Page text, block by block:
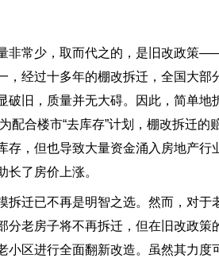
非常少，取而代之的，是旧改政策
，经过十多年的棚改拆迁，全国大
破旧，质量并无大碍。因此，简单
配合楼市“去库存”计划，棚改拆迁
存，但也导致大量资金涌入房地产
长了房价上涨。
拆迁已不再是明智之选。然而，对
分老房子将不再拆迁，但在旧改政
小区进行全面翻新改造。虽然其力